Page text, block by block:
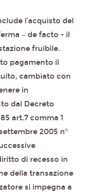
l’acquisto del
– de facto - il
fruibile.
pagamento il
cambiato con
in
dal Decreto
art.7 comma 1
2005 n°
di recesso in
della transazione
si impegna a